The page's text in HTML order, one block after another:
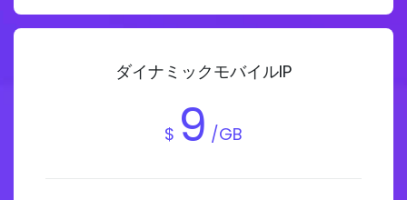
ダイナミックモバイルIP
$ 9 /GB